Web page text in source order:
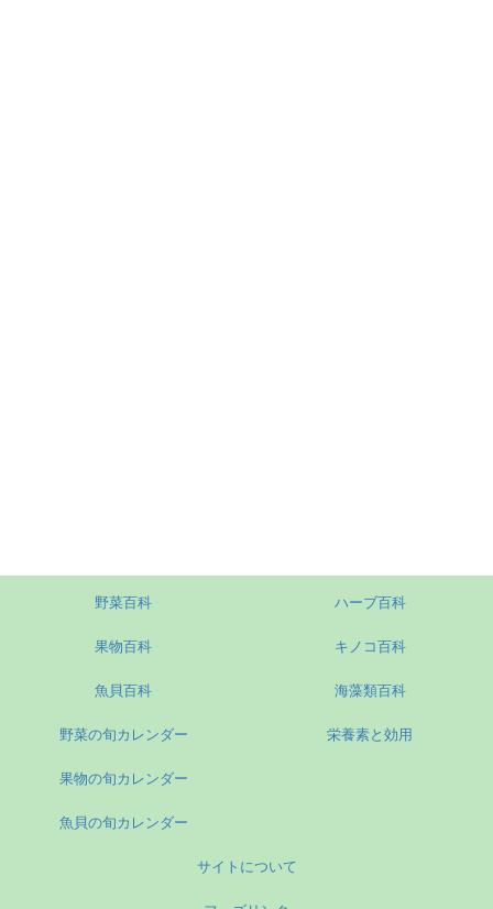
野菜百科
果物百科
魚貝百科
ハーブ百科
キノコ百科
海藻類百科
野菜の旬カレンダー
果物の旬カレンダー
魚貝の旬カレンダー
栄養素と効用
サイトについて